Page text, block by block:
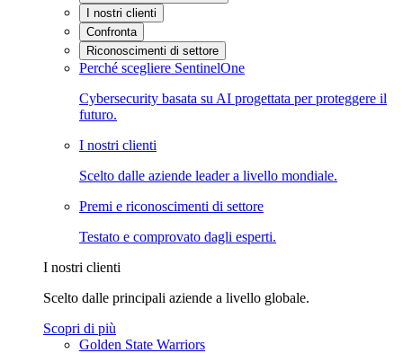
I nostri clienti
Confronta
Riconoscimenti di settore
Perché scegliere SentinelOne
Cybersecurity basata su AI progettata per proteggere il
futuro.
I nostri clienti
Scelto dalle aziende leader a livello mondiale.
Premi e riconoscimenti di settore
Testato e comprovato dagli esperti.
I nostri clienti
Scelto dalle principali aziende a livello globale.
Scopri di più
Golden State Warriors